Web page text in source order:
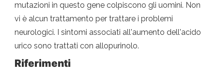
mutazioni in questo gene colpiscono gli uomini. Non
vi è alcun trattamento per trattare i problemi
neurologici. I sintomi associati all'aumento dell'acido
urico sono trattati con allopurinolo.
Riferimenti